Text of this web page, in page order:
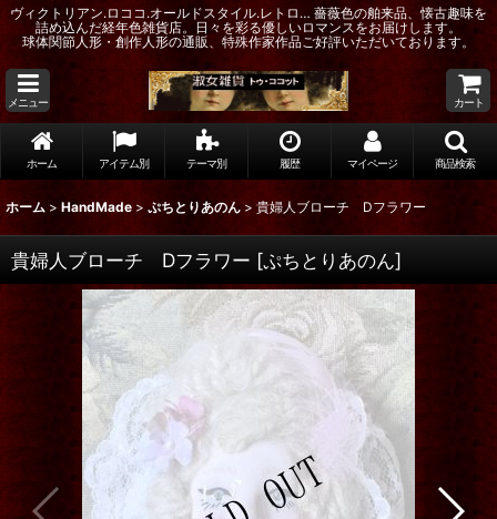
ヴィクトリアン.ロココ.オールドスタイル.レトロ… 薔薇色の舶来品、懐古趣味を
詰め込んだ経年色雑貨店。日々を彩る優しいロマンスをお届けします。
球体関節人形・創作人形の通販、特殊作家作品ご好評いただいております。
メニュー カート
ホーム アイテム別 テーマ別 履歴 マイページ 商品検索
ホーム > HandMade > ぷちとりあのん > 貴婦人ブローチ Dフラワー
貴婦人ブローチ Dフラワー [ぷちとりあのん]